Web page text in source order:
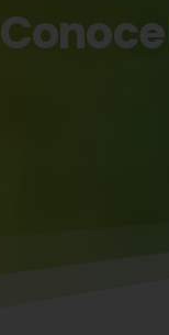
Conoce